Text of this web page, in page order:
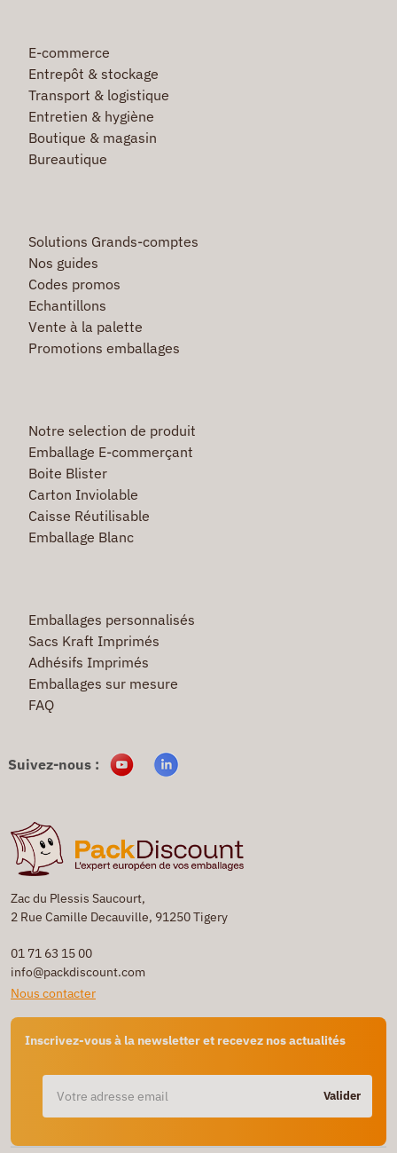
Zac du Plessis Saucourt,
2 Rue Camille Decauville, 91250 Tigery
01 71 63 15 00
info@packdiscount.com
Nous contacter
Inscrivez-vous à la newsletter et recevez nos actualités
Valider
E-commerce
Entrepôt & stockage
Transport & logistique
Entretien & hygiène
Boutique & magasin
Bureautique
Solutions Grands-comptes
Nos guides
Codes promos
Echantillons
Vente à la palette
Promotions emballages
Notre selection de produit
Emballage E-commerçant
Boite Blister
Carton Inviolable
Caisse Réutilisable
Emballage Blanc
Emballages personnalisés
Sacs Kraft Imprimés
Adhésifs Imprimés
Emballages sur mesure
FAQ
Suivez-nous :